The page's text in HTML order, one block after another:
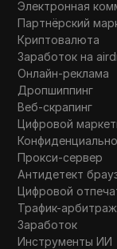
Электронная
Партнёрский
Криптовалюта
Заработок на
Онлайн-реклама
Дропшиппинг
Веб-скрапинг
Цифровой
Прокси-сервер
Антидетект
Цифровой
Трафик-арбитраж
Заработок
Инструменты ИИ